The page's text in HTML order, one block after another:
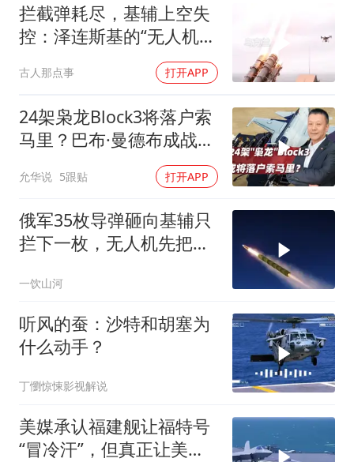
拦截弹耗尽，基辅上空失
控：泽连斯基的“无人机神
话”为何突然没人提了
古人那点事 打开APP
24架枭龙Block3将落户索
马里？巴布·曼德布成战略
允华说 5跟贴 打开APP
俄军35枚导弹砸向基辅只
拦下一枚，无人机先把爱
秋天反攻成了笑话
一饮山河
听风的蚕：沙特和胡塞为
什么动手？
丁懰惊悚影视解说
美媒承认福建舰让福特号
“冒冷汗”，但真正让美国